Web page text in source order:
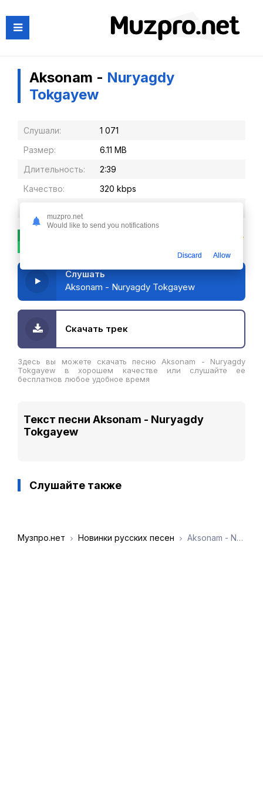
Aksonam - Nuryagdy
Tokgayew
Слушали:
1 071
Размер:
6.11 MB
Длительность:
2:39
Качество:
320 kbps
Слушать
Aksonam - Nuryagdy Tokgayew
Скачать трек
Здесь вы можете скачать песню Aksonam - Nuryagdy
Tokgayew в хорошем качестве или слушайте ее
бесплатнов любое удобное время
Текст песни Aksonam - Nuryagdy
Tokgayew
Слушайте также
Музпро.нет Новинки русских песен Aksonam - Nuryagdy Tokgayew
muzpro.net
Would like to send you notifications
Discard Allow